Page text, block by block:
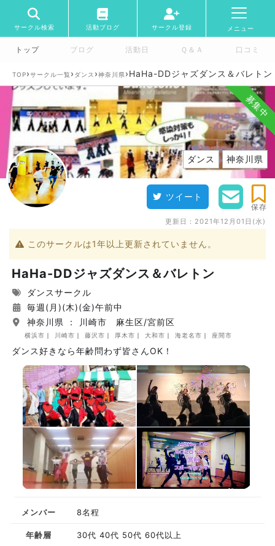
サークル検索 活動ブログ サークル登録 メニュー
トップ ブログ 活動日 Ｑ＆Ａ 口コミ
TOP›サークル一覧 › ダンス ›神奈川県›HaHa-DDジャズダンス＆バレトン
募集中
ダンス 神奈川県
ツイート
保存
更新日： 2021年12月01日(水)
このサークルは1年以上更新されていません。
HaHa-DDジャズダンス＆バレトン
ダンスサークル
毎週(月)(木)(金)午前中
神奈川県 ： 川崎市 麻生区/宮前区
横浜市 川崎市 藤沢市 厚木市 大和市 海老名市 座間市
ダンス好きなら年齢問わず皆さんOK！
メンバー 8名程
年齢層 30代 40代 50代 60代以上